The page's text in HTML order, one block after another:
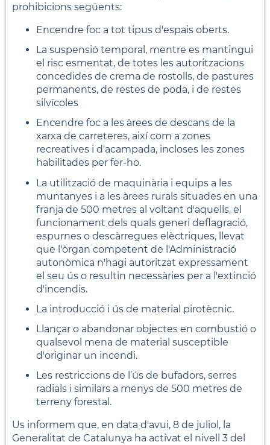
prohibicions següents:
Encendre foc a tot tipus d'espais oberts.
La suspensió temporal, mentre es mantingui
el risc esmentat, de totes les autoritzacions
concedides de crema de rostolls, de pastures
permanents, de restes de poda, i de restes
silvícoles
Encendre foc a les àrees de descans de la
xarxa de carreteres, així com a zones
recreatives i d'acampada, incloses les zones
habilitades per fer-ho.
La utilització de maquinària i equips a les
muntanyes i a les àrees rurals situades en una
franja de 500 metres al voltant d'aquells, el
funcionament dels quals generi deflagració,
espurnes o descàrregues elèctriques, llevat
que l'òrgan competent de l'Administració
autonòmica n'hagi autoritzat expressament
el seu ús o resultin necessàries per a l'extinció
d'incendis.
La introducció i ús de material pirotècnic.
Llançar o abandonar objectes en combustió o
qualsevol mena de material susceptible
d'originar un incendi.
Les restriccions de l’ús de bufadors, serres
radials i similars a menys de 500 metres de
terreny forestal.
Us informem que, en data d'avui, 8 de juliol, la
Generalitat de Catalunya ha activat el nivell 3 del